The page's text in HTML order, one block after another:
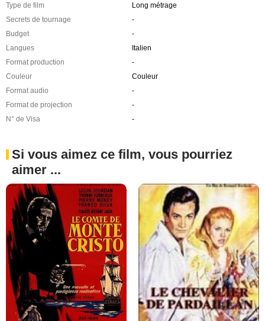
Type de film
Long métrage
Secrets de tournage
-
Budget
-
Langues
Italien
Format production
-
Couleur
Couleur
Format audio
-
Format de projection
-
N° de Visa
-
Si vous aimez ce film, vous pourriez
aimer ...